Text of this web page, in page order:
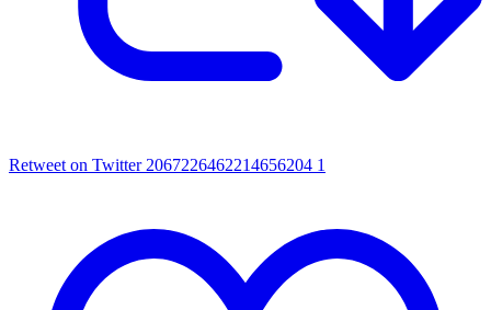
Retweet on Twitter 2067226462214656204 1